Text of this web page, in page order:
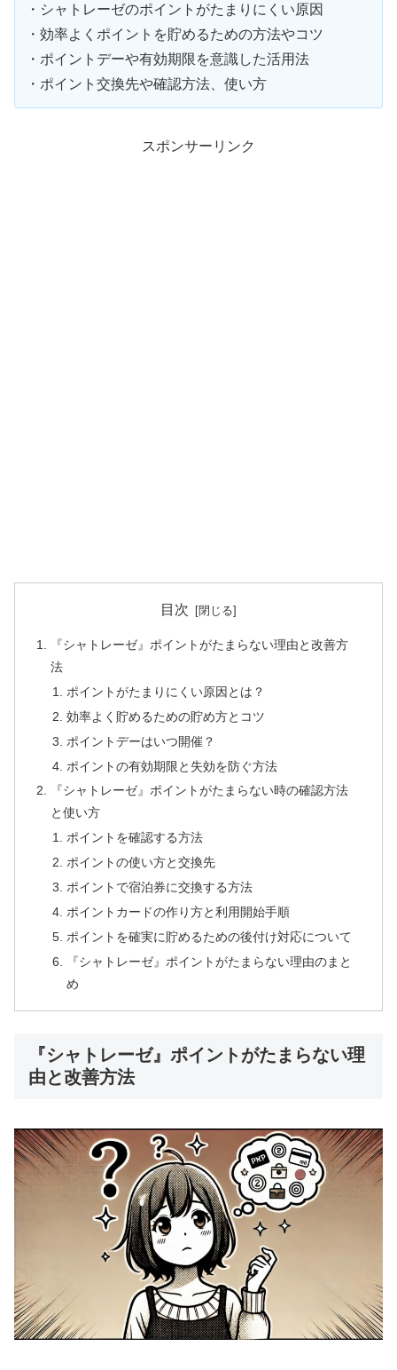
・シャトレーゼのポイントがたまりにくい原因
・効率よくポイントを貯めるための方法やコツ
・ポイントデーや有効期限を意識した活用法
・ポイント交換先や確認方法、使い方
スポンサーリンク
目次
『シャトレーゼ』ポイントがたまらない理由と改善方
法
ポイントがたまりにくい原因とは？
効率よく貯めるための貯め方とコツ
ポイントデーはいつ開催？
ポイントの有効期限と失効を防ぐ方法
『シャトレーゼ』ポイントがたまらない時の確認方法
と使い方
ポイントを確認する方法
ポイントの使い方と交換先
ポイントで宿泊券に交換する方法
ポイントカードの作り方と利用開始手順
ポイントを確実に貯めるための後付け対応について
『シャトレーゼ』ポイントがたまらない理由のまと
め
『シャトレーゼ』ポイントがたまらない理
由と改善方法